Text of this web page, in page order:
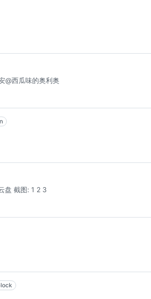
@西瓜味的奥利奥
盘 截图: 1 2 3